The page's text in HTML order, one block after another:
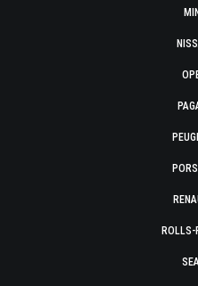
MINI
ROLLS-